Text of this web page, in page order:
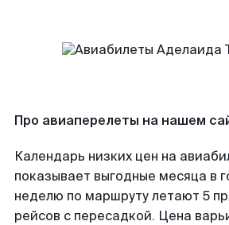
Про авиаперелеты на нашем
Календарь низких цен на
показывает выгодные месяца в
неделю по маршруту летают 5
рейсов с пересадкой. Цена